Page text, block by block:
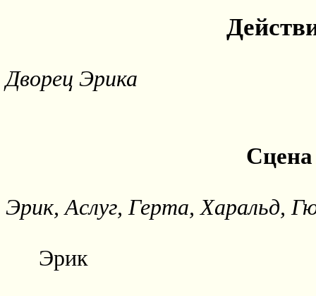
Дворец Эрика
Сцена
Эрик, Аслуг, Герта, Харальд,
Эрик